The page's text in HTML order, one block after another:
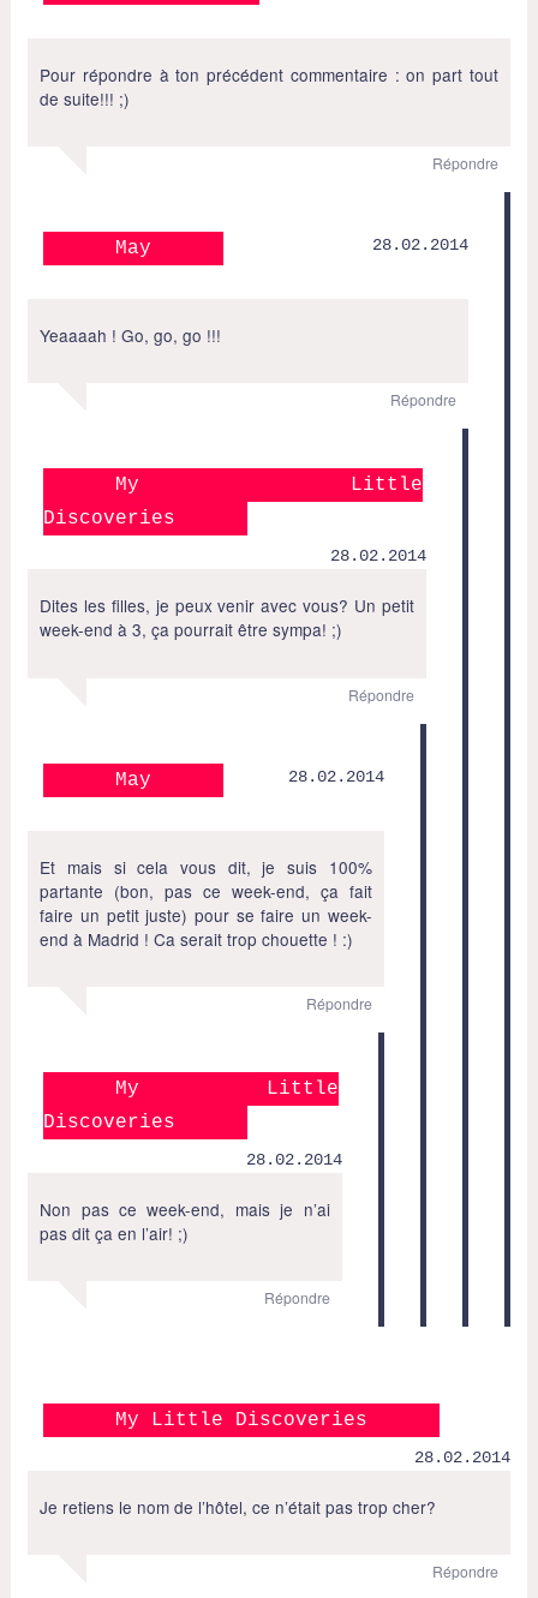
Pour répondre à ton précédent commentaire : on part tout
de suite!!! ;)
Répondre
May 28.02.2014
Yeaaaah ! Go, go, go !!!
Répondre
My Little
Discoveries
28.02.2014
Dites les filles, je peux venir avec vous? Un petit
week-end à 3, ça pourrait être sympa! ;)
Répondre
May 28.02.2014
Et mais si cela vous dit, je suis 100%
partante (bon, pas ce week-end, ça fait
faire un petit juste) pour se faire un week-
end à Madrid ! Ca serait trop chouette ! :)
Répondre
My Little
Discoveries
28.02.2014
Non pas ce week-end, mais je n’ai
pas dit ça en l’air! ;)
Répondre
My Little Discoveries
28.02.2014
Je retiens le nom de l’hôtel, ce n’était pas trop cher?
Répondre